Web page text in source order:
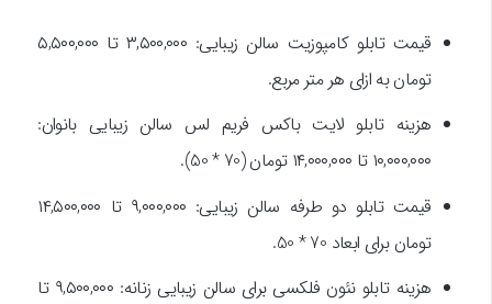
قیمت تابلو کامپوزیت سالن زیبایی: ۳,۵۰۰,۰۰۰ تا ۵,۵۰۰,۰۰۰
تومان به ازای هر متر مربع.
هزینه تابلو لایت باکس فریم لس سالن زیبایی بانوان:
۱۰,۰۰۰,۰۰۰ تا ۱۴,۰۰۰,۰۰۰ تومان (70 * 50).
قیمت تابلو دو طرفه سالن زیبایی: ۹,۰۰۰,۰۰۰ تا ۱۴,۵۰۰,۰۰۰
تومان برای ابعاد 70 * 50.
هزینه تابلو نئون فلکسی برای سالن زیبایی زنانه: ۹,۵۰۰,۰۰۰ تا